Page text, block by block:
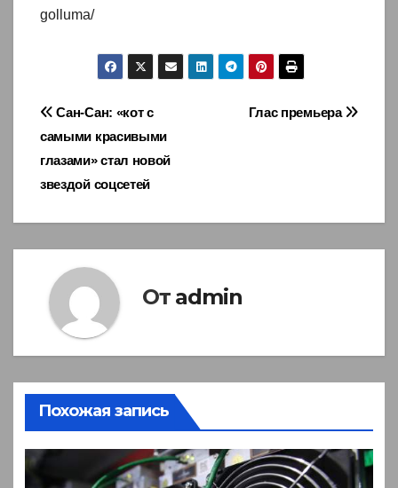
golluma/
Навигация
по
записям
Глас премьера
Сан-Сан: «кот с
самыми красивыми
глазами» стал новой
звездой соцсетей
От admin
Похожая запись